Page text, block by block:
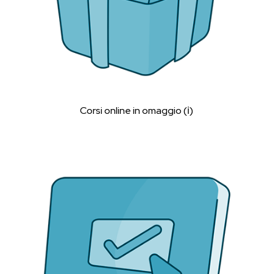
Corsi online in omaggio (ℹ︎)